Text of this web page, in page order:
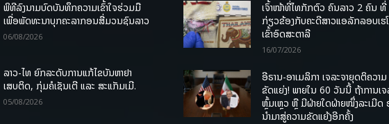
ພິທີລົງນາມບົດບັນທຶກຄວາມເຂົ້າໃຈຮ່ວມມື
ເພື່ອພັດທະນາບຸກຄະລາກອນສື່ມວນຊົນລາວ
06/08/2026
ລາວ-ໄທ ຍົກລະດັບການແກ້ໄຂບັນຫາຢາ
ເສບຕິດ, ກຸ່ມຄໍເຊັນເຕີ ແລະ ສະແກັມເມີ.
05/08/2026
ເຈົ້າໜ້າທີ່ໄທກັກຕົວ ຄົນລາວ 2 ຄົນ ທີ່
ກ່ຽວຂ້ອງກັບຄະດີສາວແອລັກລອບເຮ
ເຂົ້າອົດສະຕາລີ
16/07/2026
ອີຣານ-ອາເມລິກາ ເຈລະຈາຍຸດຕິຄວາມ
ຂັດແຍ່ງ! ພາຍໃນ 60 ວັນນີ້ ຖ້າການເຈ
ຫຼົ້ມເຫຼວ ຫຼື ມີຝ່າຍໃດຝ່າຍໜຶ່ງລະເມີດ
ນໍາມາສູ່ຄວາມຂັດແຍ້ງອີກຄັ້ງ